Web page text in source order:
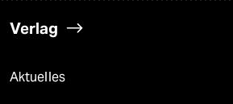
Verlag
Aktuelles